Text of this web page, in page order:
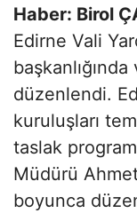
Haber: Birol
Edirne Vali
düzenlendi.
kuruluşları
taslak
Müdürü
boyunca